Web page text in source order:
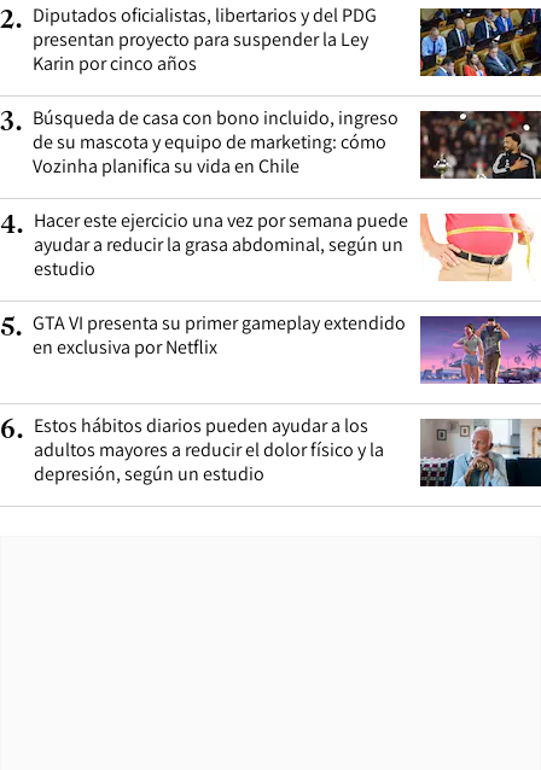
2. Diputados oficialistas, libertarios y del PDG
presentan proyecto para suspender la Ley
Karin por cinco años
3. Búsqueda de casa con bono incluido, ingreso
de su mascota y equipo de marketing: cómo
Vozinha planifica su vida en Chile
4. Hacer este ejercicio una vez por semana puede
ayudar a reducir la grasa abdominal, según un
estudio
5. GTA VI presenta su primer gameplay extendido
en exclusiva por Netflix
6. Estos hábitos diarios pueden ayudar a los
adultos mayores a reducir el dolor físico y la
depresión, según un estudio